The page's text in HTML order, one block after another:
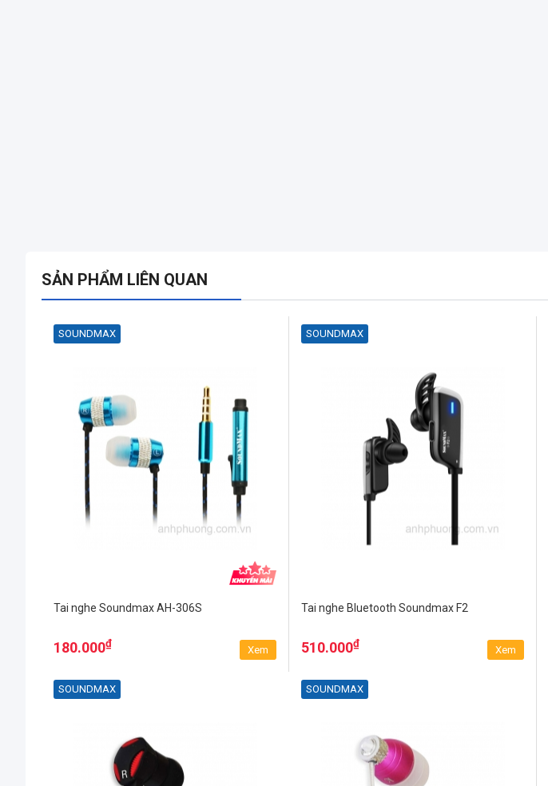
SẢN PHẨM LIÊN QUAN
SOUNDMAX
Tai nghe Soundmax AH-306S
180.000₫
Xem
SOUNDMAX
Tai nghe Bluetooth Soundmax F2
510.000₫
Xem
SOUNDMAX SOUNDMAX